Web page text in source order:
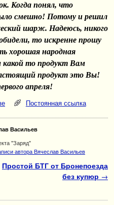
Когда понял, что
смешно! Потому и решил
шарж. Надеюсь, никого
то искренне прошу
хорошая народная
какой то продукт Вам
продукт это Вы!
апреля!
Постоянная ссылка
Васильев
"Заряд"
автора Вячеслав Васильев
Простой БТГ от Бронепоезда
без купюр →